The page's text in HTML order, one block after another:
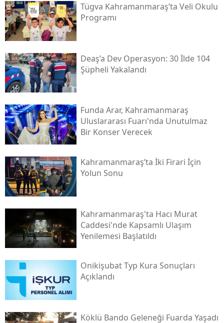
Tügva Kahramanmaraş’ta Veli Okulu
Programı
Deaş’a Dev Operasyon: 30 İlde 104
Şüpheli Yakalandı
Funda Arar, Kahramanmaraş
Uluslararası Fuarı'nda Unutulmaz
Bir Konser Verecek
Kahramanmaraş’ta İki Firari İçin
Yolun Sonu
Kahramanmaraş'ta Hacı Murat
Caddesi'nde Kapsamlı Ulaşım
Yenilemesi Başlatıldı
Onikişubat Typ Kura Sonuçları
Açıklandı
Köklü Bando Geleneği Fuarda Yaşadı